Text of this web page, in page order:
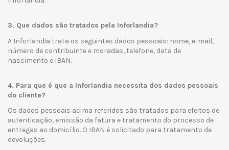
3. Que dados são tratados pela Inforlandia?
A Inforlandia trata os seguintes dados pessoais: nome, e-mail,
número de contribuinte e moradas, telefone, data de
nascimento e IBAN.
4. Para que é que a Inforlandia necessita dos dados pessoais
do cliente?
Os dados pessoais acima referidos são tratados para efeitos de
autenticação, emissão da fatura e tratamento do processo de
entregas ao domicílio. O IBAN é solicitado para tratamento de
devoluções.